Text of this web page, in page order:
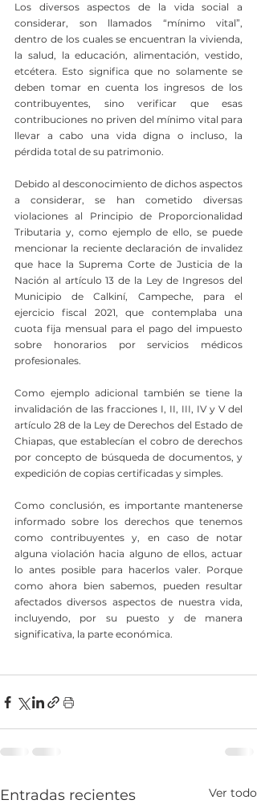
Los diversos aspectos de la vida social a
considerar, son llamados “mínimo vital”,
dentro de los cuales se encuentran la vivienda,
la salud, la educación, alimentación, vestido,
etcétera. Esto significa que no solamente se
deben tomar en cuenta los ingresos de los
contribuyentes, sino verificar que esas
contribuciones no priven del mínimo vital para
llevar a cabo una vida digna o incluso, la
pérdida total de su patrimonio.
Debido al desconocimiento de dichos aspectos
a considerar, se han cometido diversas
violaciones al Principio de Proporcionalidad
Tributaria y, como ejemplo de ello, se puede
mencionar la reciente declaración de invalidez
que hace la Suprema Corte de Justicia de la
Nación al artículo 13 de la Ley de Ingresos del
Municipio de Calkiní, Campeche, para el
ejercicio fiscal 2021, que contemplaba una
cuota fija mensual para el pago del impuesto
sobre honorarios por servicios médicos
profesionales.
Como ejemplo adicional también se tiene la
invalidación de las fracciones I, II, III, IV y V del
artículo 28 de la Ley de Derechos del Estado de
Chiapas, que establecían el cobro de derechos
por concepto de búsqueda de documentos, y
expedición de copias certificadas y simples.
Como conclusión, es importante mantenerse
informado sobre los derechos que tenemos
como contribuyentes y, en caso de notar
alguna violación hacia alguno de ellos, actuar
lo antes posible para hacerlos valer. Porque
como ahora bien sabemos, pueden resultar
afectados diversos aspectos de nuestra vida,
incluyendo, por su puesto y de manera
significativa, la parte económica.
Entradas recientes Ver todo